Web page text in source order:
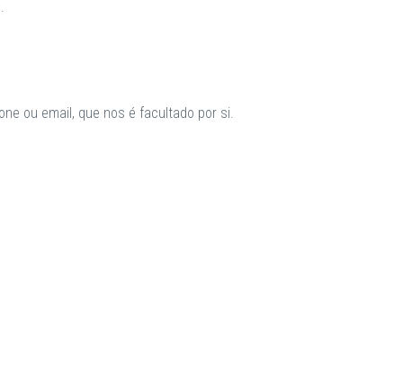
ou email, que nos é facultado por si.